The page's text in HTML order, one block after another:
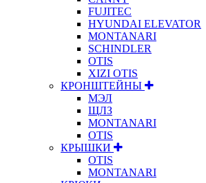
FUJITEC
HYUNDAI ELEVATOR
MONTANARI
SCHINDLER
OTIS
XIZI OTIS
КРОНШТЕЙНЫ
МЭЛ
ЩЛЗ
MONTANARI
OTIS
КРЫШКИ
OTIS
MONTANARI